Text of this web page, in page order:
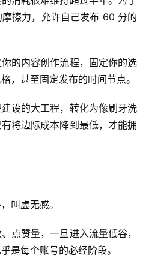
擦力，允许自己发布 60 分的
的内容创作流程，固定你的选
，甚至固定发布的时间节点。
设的大工程，转化为像刷牙洗
将边际成本降到最低，才能拥
叫虚无感。
点赞量，一旦进入流量低谷，
是每个账号的必经阶段。